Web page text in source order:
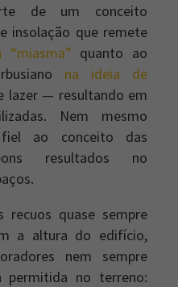
de um conceito
insolação que remete
quanto ao
na ideia de
lazer — resultando em
Nem mesmo
ao conceito das
resultados no
recuos quase sempre
a altura do edifício,
nem sempre
permitida no terreno: